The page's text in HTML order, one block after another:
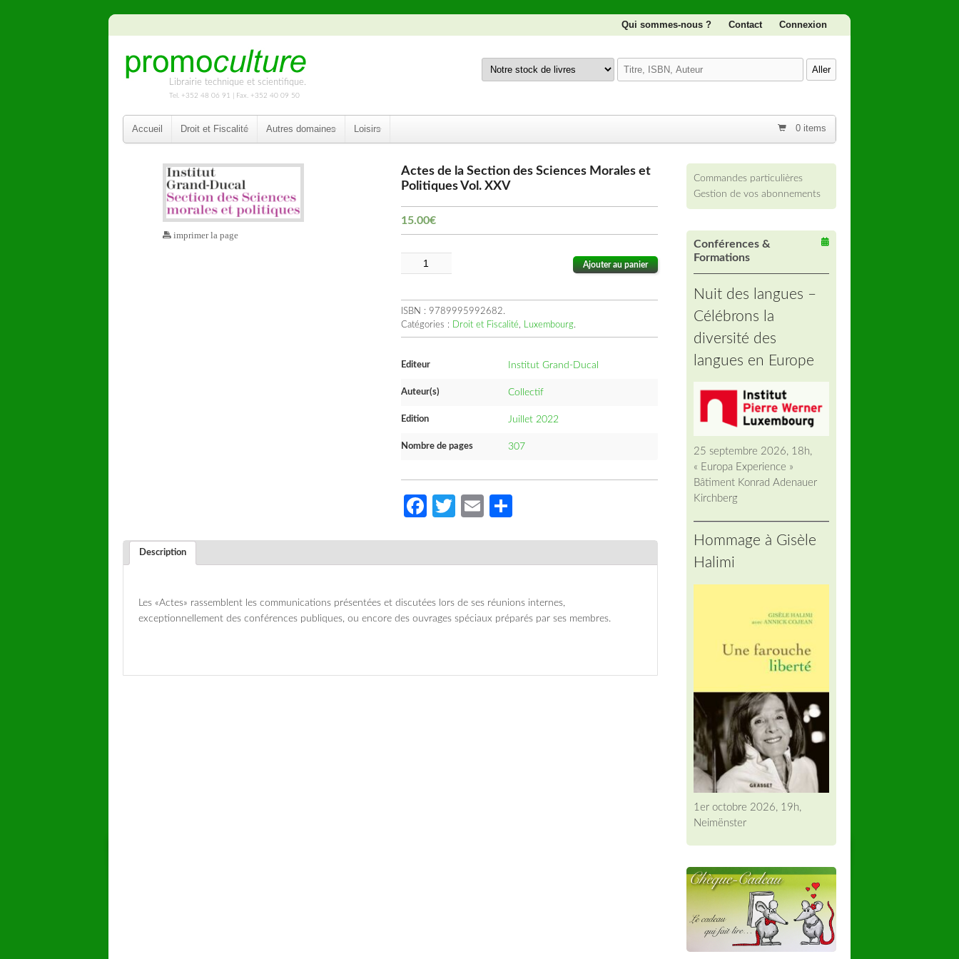
Qui sommes-nous ? Contact Connexion
Librairie technique et scientifique.
Tel. +352 48 06 91 | Fax. +352 40 09 50
0 items
Accueil Droit et Fiscalité Autres domaines Loisirs
imprimer la page
Actes de la Section des Sciences Morales et
Politiques Vol. XXV
15.00€
Ajouter au panier
ISBN : 9789995992682.
Catégories : Droit et Fiscalité, Luxembourg.
Editeur Institut Grand-Ducal
Auteur(s) Collectif
Edition Juillet 2022
Nombre de pages 307
Facebook
Twitter
Email
Description
Les «Actes» rassemblent les communications présentées et discutées lors de ses réunions internes,
exceptionnellement des conférences publiques, ou encore des ouvrages spéciaux préparés par ses membres.
Commandes particulières
Gestion de vos abonnements
Conférences &
Formations
Nuit des langues –
Célébrons la
diversité des
langues en Europe
25 septembre 2026, 18h,
« Europa Experience »
Bâtiment Konrad Adenauer
Kirchberg
Hommage à Gisèle
Halimi
1er octobre 2026, 19h,
Neimënster